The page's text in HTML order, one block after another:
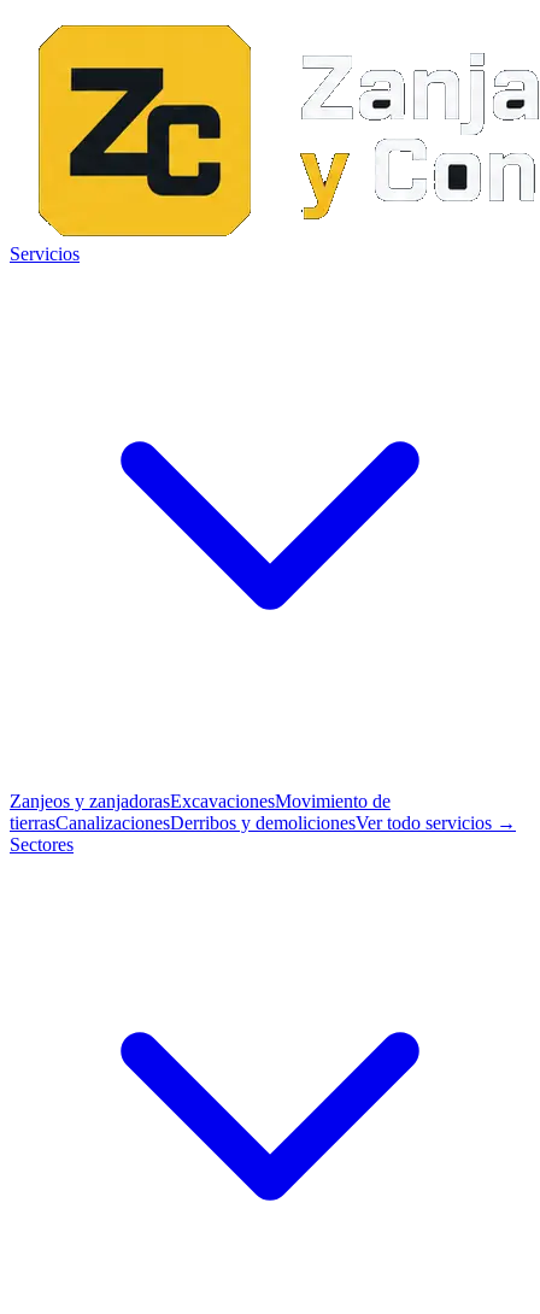
Servicios
Zanjeos y zanjadorasExcavacionesMovimiento de
tierrasCanalizacionesDerribos y demolicionesVer todo servicios →
Sectores